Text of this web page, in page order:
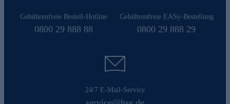
Gebührenfreie Bestell-Hotline
0800 29 888 88
Gebührenfreie EASy-Bestellung
0800 29 888 29
24/7 E-Mail-Service